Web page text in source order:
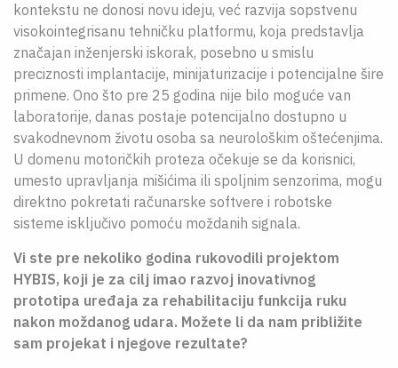
kontekstu ne donosi novu ideju, već razvija sopstvenu
visokointegrisanu tehničku platformu, koja predstavlja
značajan inženjerski iskorak, posebno u smislu
preciznosti implantacije, minijaturizacije i potencijalne šire
primene. Ono što pre 25 godina nije bilo moguće van
laboratorije, danas postaje potencijalno dostupno u
svakodnevnom životu osoba sa neurološkim oštećenjima.
U domenu motoričkih proteza očekuje se da korisnici,
umesto upravljanja mišićima ili spoljnim senzorima, mogu
direktno pokretati računarske softvere i robotske
sisteme isključivo pomoću moždanih signala.
Vi ste pre nekoliko godina rukovodili projektom
HYBIS, koji je za cilj imao razvoj inovativnog
prototipa uređaja za rehabilitaciju funkcija ruku
nakon moždanog udara. Možete li da nam približite
sam projekat i njegove rezultate?